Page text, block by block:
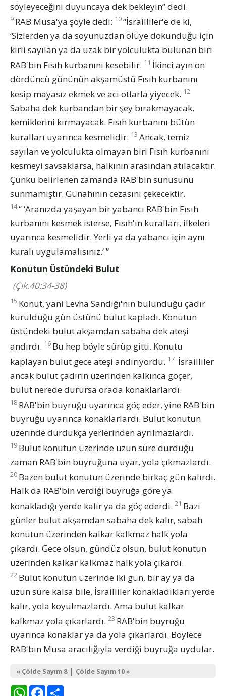
söyleyeceğini duyuncaya dek bekleyin” dedi.
9 RAB Musa'ya şöyle dedi: 10“İsrailliler'e de ki,
‘Sizlerden ya da soyunuzdan ölüye dokunduğu için
kirli sayılan ya da uzak bir yolculukta bulunan biri
RAB'bin Fısıh kurbanını kesebilir. 11 İkinci ayın on
dördüncü gününün akşamüstü Fısıh kurbanını
kesip mayasız ekmek ve acı otlarla yiyecek. 12
Sabaha dek kurbandan bir şey bırakmayacak,
kemiklerini kırmayacak. Fısıh kurbanını bütün
kuralları uyarınca kesmelidir. 13 Ancak, temiz
sayılan ve yolculukta olmayan biri Fısıh kurbanını
kesmeyi savsaklarsa, halkının arasından atılacaktır.
Çünkü belirlenen zamanda RAB'bin sunusunu
sunmamıştır. Günahının cezasını çekecektir.
14“ ‘Aranızda yaşayan bir yabancı RAB'bin Fısıh
kurbanını kesmek isterse, Fısıh'ın kuralları, ilkeleri
uyarınca kesmelidir. Yerli ya da yabancı için aynı
kuralı uygulamalısınız.’ ”
Konutun Üstündeki Bulut
(Çık.40:34-38)
15 Konut, yani Levha Sandığı'nın bulunduğu çadır
kurulduğu gün üstünü bulut kapladı. Konutun
üstündeki bulut akşamdan sabaha dek ateşi
andırdı. 16 Bu hep böyle sürüp gitti. Konutu
kaplayan bulut gece ateşi andırıyordu. 17 İsrailliler
ancak bulut çadırın üzerinden kalkınca göçer,
bulut nerede durursa orada konaklarlardı.
18 RAB'bin buyruğu uyarınca göç eder, yine RAB'bin
buyruğu uyarınca konaklarlardı. Bulut konutun
üzerinde durdukça yerlerinden ayrılmazlardı.
19 Bulut konutun üzerinde uzun süre durduğu
zaman RAB'bin buyruğuna uyar, yola çıkmazlardı.
20 Bazen bulut konutun üzerinde birkaç gün kalırdı.
Halk da RAB'bin verdiği buyruğa göre ya
konakladığı yerde kalır ya da göç ederdi. 21 Bazı
günler bulut akşamdan sabaha dek kalır, sabah
konutun üzerinden kalkar kalkmaz halk yola
çıkardı. Gece olsun, gündüz olsun, bulut konutun
üzerinden kalkar kalkmaz halk yola çıkardı.
22 Bulut konutun üzerinde iki gün, bir ay ya da
uzun süre kalsa bile, İsrailliler konakladıkları yerde
kalır, yola koyulmazlardı. Ama bulut kalkar
kalkmaz yola çıkarlardı. 23 RAB'bin buyruğu
uyarınca konaklar ya da yola çıkarlardı. Böylece
RAB'bin Musa aracılığıyla verdiği buyruğa uydular.
« Çölde Sayım 8| Çölde Sayım 10 »
WhatsAppFacebook